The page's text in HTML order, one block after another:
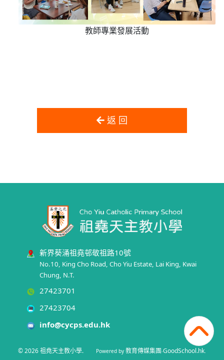
教師專業發展活動
返 回
新界葵涌祖堯邨敬祖路10號
No.10, King Cho Road, Cho Yiu Estate, Lai King, Kwai
Chung, N.T.
27423701
27423704
info@cycps.edu.hk
© 2026祖堯天主教小學. Powered by 教育傳媒集團‧GoodSchool.hk.